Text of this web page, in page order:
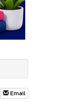
Email